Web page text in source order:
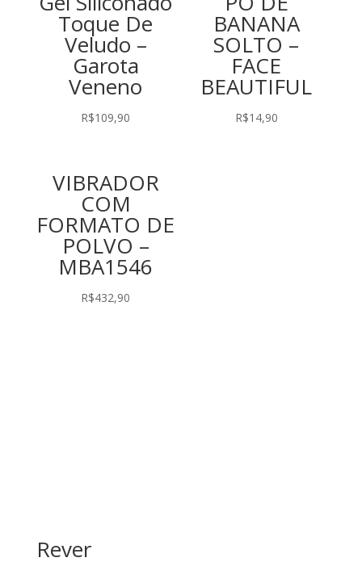
Toque De
Veludo –
Garota
Veneno
R$109,90
BANANA
SOLTO –
FACE
BEAUTIFUL
R$14,90
VIBRADOR
COM
FORMATO DE
POLVO –
MBA1546
R$432,90
Rever